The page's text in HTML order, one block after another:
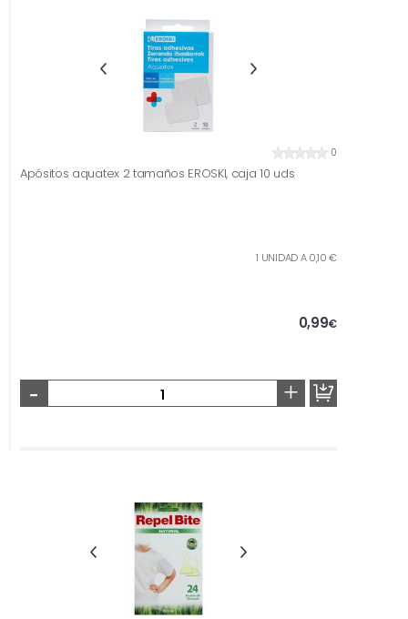
0
Apósitos aquatex 2 tamaños EROSKI, caja 10 uds
1 UNIDAD A 0,10 €
0,99€
- +